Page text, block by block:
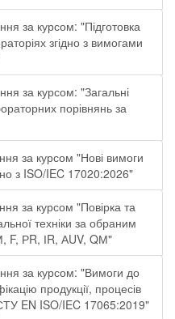
за курсом: "Підготовка
згідно з вимогами
за курсом: "Загальні
порівнянь за
за курсом "Нові вимоги
з ISO/IEC 17020:2026"
за курсом "Повірка та
техніки за обраним
F, РR, ІR, АUV, QМ"
за курсом: "Вимоги до
продукції, процесів
EN ISO/IEC 17065:2019"